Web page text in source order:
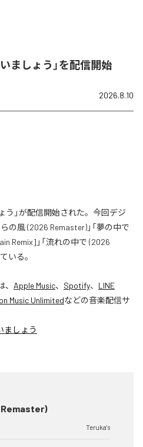
ましょう」を配信開始
2026.8.10
う」が配信開始された。今回デジ
の風 (2026 Remaster)」「夢の中で
Remix]」「流れの中で (2026
いる。
、 Apple Music、 Spotify、 LINE
Music Unlimitedなどの音楽配信サ
ましょう
Remaster)
Teruka's